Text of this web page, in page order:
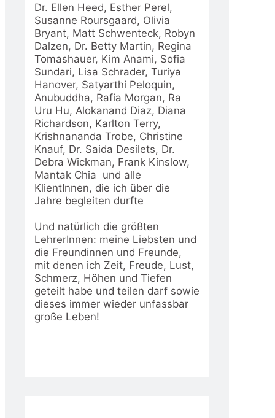
Dr. Ellen Heed, Esther Perel,
Susanne Roursgaard, Olivia
Bryant, Matt Schwenteck, Robyn
Dalzen, Dr. Betty Martin, Regina
Tomashauer, Kim Anami, Sofia
Sundari, Lisa Schrader, Turiya
Hanover, Satyarthi Peloquin,
Anubuddha, Rafia Morgan, Ra
Uru Hu, Alokanand Diaz, Diana
Richardson, Karlton Terry,
Krishnananda Trobe, Christine
Knauf, Dr. Saida Desilets, Dr.
Debra Wickman, Frank Kinslow,
Mantak Chia und alle
KlientInnen, die ich über die
Jahre begleiten durfte
Und natürlich die größten
LehrerInnen: meine Liebsten und
die Freundinnen und Freunde,
mit denen ich Zeit, Freude, Lust,
Schmerz, Höhen und Tiefen
geteilt habe und teilen darf sowie
dieses immer wieder unfassbar
große Leben!